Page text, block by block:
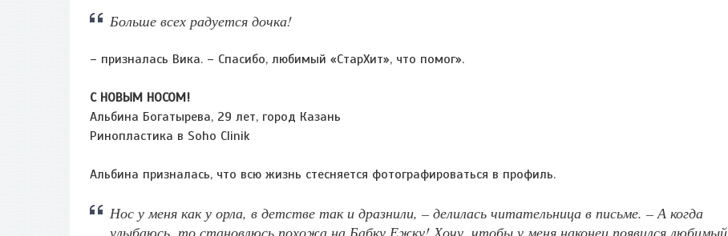
Больше всех радуется дочка!
– призналась Вика. – Спасибо, любимый «СтарХит», что помог».
С НОВЫМ НОСОМ!
Альбина Богатырева, 29 лет, город Казань
Ринопластика в Soho Clinik
Альбина призналась, что всю жизнь стесняется фотографироваться в профиль.
Нос у меня как у орла, в детстве так и дразнили, – делилась читательница в письме. – А когда
улыбаюсь, то становлюсь похожа на Бабку Ежку! Хочу, чтобы у меня наконец появился любимый